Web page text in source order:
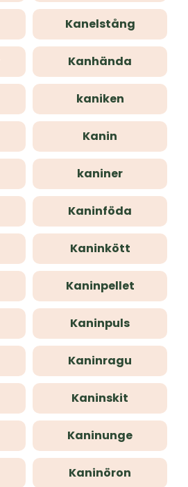
Kanelstång
Kanhända
kaniken
Kanin
kaniner
Kaninföda
Kaninkött
Kaninpellet
Kaninpuls
Kaninragu
Kaninskit
Kaninunge
Kaninöron